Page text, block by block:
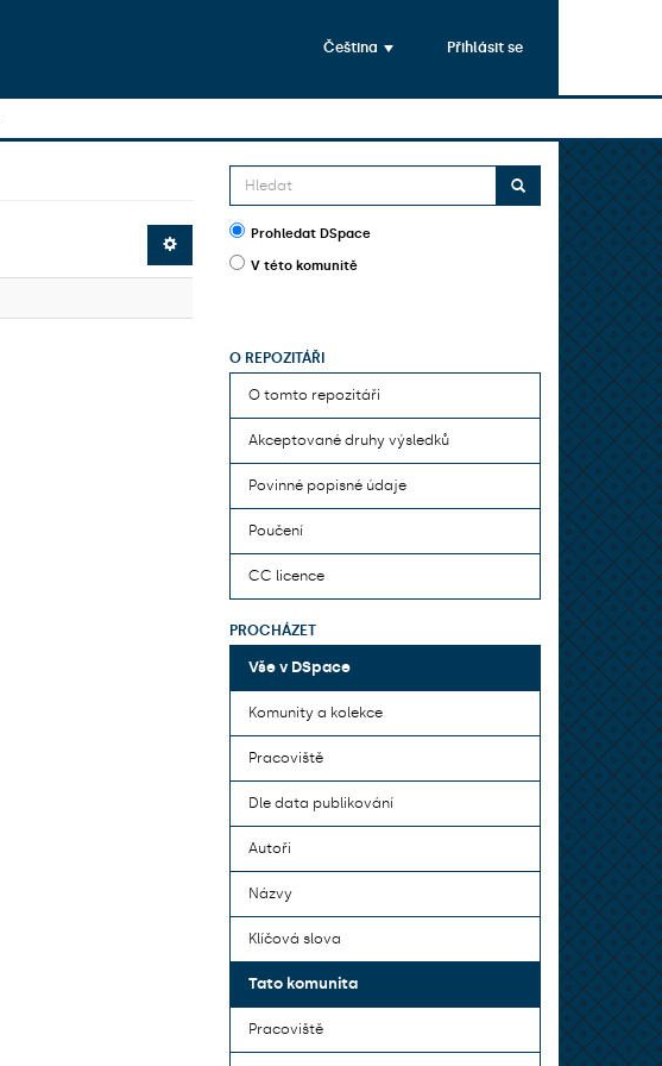
Čeština Přihlásit se
Prohledat DSpace
V této komunitě
O REPOZITÁŘI
O tomto repozitáři
Akceptované druhy výsledků
Povinné popisné údaje
Poučení
CC licence
PROCHÁZET
Vše v DSpace
Komunity a kolekce
Pracoviště
Dle data publikování
Autoři
Názvy
Klíčová slova
Tato komunita
Pracoviště